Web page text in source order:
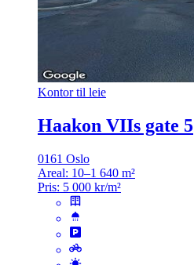
Kontor til leie
Haakon VIIs gate 5
0161 Oslo
Areal: 10–1 640 m²
Pris: 5 000 kr/m²